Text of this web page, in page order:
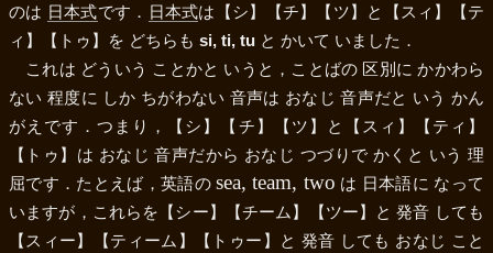
のは 日本式です． 日本式は 【シ】 【チ】 【ツ】 と 【スィ】
【テ
ィ】
【トゥ】 を どちらも si, ti, tu と かいて いました．
これは どういう ことかと いうと，ことばの 区別に かかわら
ない 程度に しか ちがわない 音声は おなじ 音声だと いう かん
がえです．つまり，
【シ】 【チ】 【ツ】 と 【スィ】
【ティ】
【トゥ】 は おなじ 音声だから おなじ つづりで かくと いう 理
屈です．たとえば，英語のsea, team, two は 日本語に なって
いますが，これらを 【シー】 【チーム】 【ツー】
と 発音 しても
【スィー】
【ティーム】 【トゥー】
と 発音 しても おなじ こと